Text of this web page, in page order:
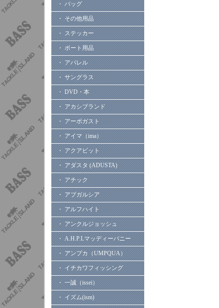
・ バッグ
・ その他用品
・ ステッカー
・ ボート用品
・ アパレル
・ サングラス
・ DVD・本
・ アカシブランド
・ アーボガスト
・ アイマ（ima）
・ アクアビット
・ アダスタ (ADUSTA)
・ アチック
・ アブガルシア
・ アルフハイト
・ アンクルジョッシュ
・ A.H.P.Lマッディーバニー
・ アンプカ（UMPQUA）
・ イチカワフィッシング
・ 一誠（issei）
・ イズム(ism)